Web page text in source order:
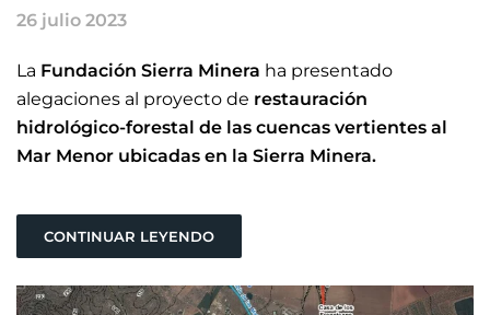
26 julio 2023
La Fundación Sierra Minera ha presentado
alegaciones al proyecto de restauración
hidrológico-forestal de las cuencas vertientes al
Mar Menor ubicadas en la Sierra Minera.
CONTINUAR LEYENDO